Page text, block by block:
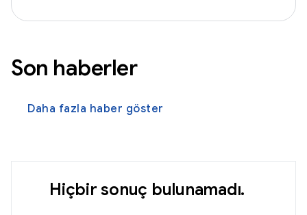
Son haberler
Daha fazla haber göster
Hiçbir sonuç bulunamadı.